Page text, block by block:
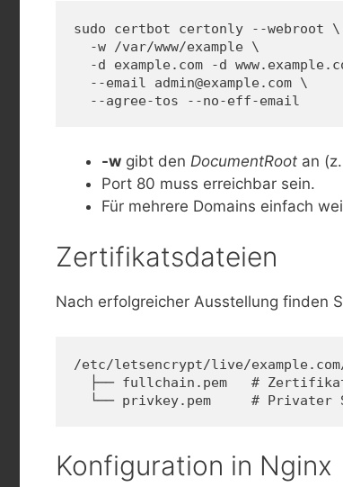
sudo certbot certonly --webroot \
  -w /var/www/example \
-d example.com -d
  --email admin@example.com \
  --agree-tos --no-eff-email
-w gibt den DocumentRoot an
Port 80 muss erreichbar sein.
Für mehrere Domains einfach
Zertifikatsdateien
Nach erfolgreicher Ausstellung finden
/etc/letsencrypt/live/
├── fullchain.pem   #
└── privkey.pem     # Privater
Konfiguration in Nginx